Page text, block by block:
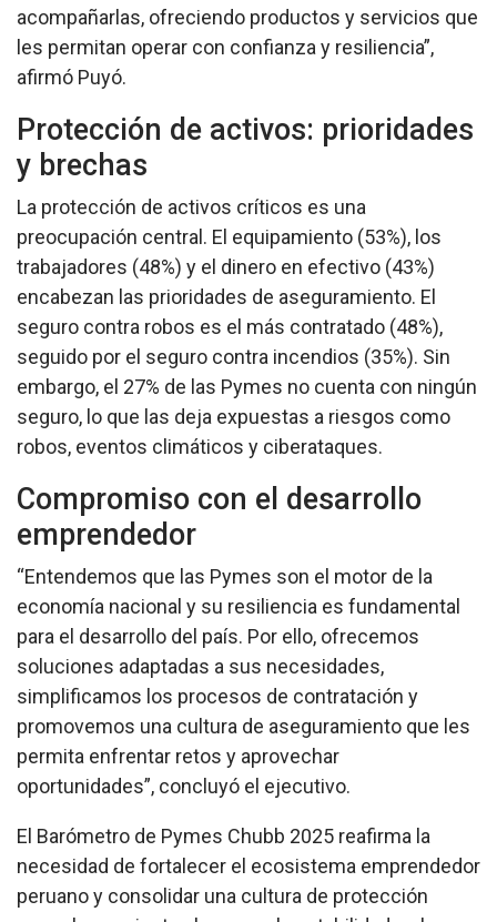
acompañarlas, ofreciendo productos y servicios que
les permitan operar con confianza y resiliencia”,
afirmó Puyó.
Protección de activos: prioridades
y brechas
La protección de activos críticos es una
preocupación central. El equipamiento (53%), los
trabajadores (48%) y el dinero en efectivo (43%)
encabezan las prioridades de aseguramiento. El
seguro contra robos es el más contratado (48%),
seguido por el seguro contra incendios (35%). Sin
embargo, el 27% de las Pymes no cuenta con ningún
seguro, lo que las deja expuestas a riesgos como
robos, eventos climáticos y ciberataques.
Compromiso con el desarrollo
emprendedor
“Entendemos que las Pymes son el motor de la
economía nacional y su resiliencia es fundamental
para el desarrollo del país. Por ello, ofrecemos
soluciones adaptadas a sus necesidades,
simplificamos los procesos de contratación y
promovemos una cultura de aseguramiento que les
permita enfrentar retos y aprovechar
oportunidades”, concluyó el ejecutivo.
El Barómetro de Pymes Chubb 2025 reafirma la
necesidad de fortalecer el ecosistema emprendedor
peruano y consolidar una cultura de protección